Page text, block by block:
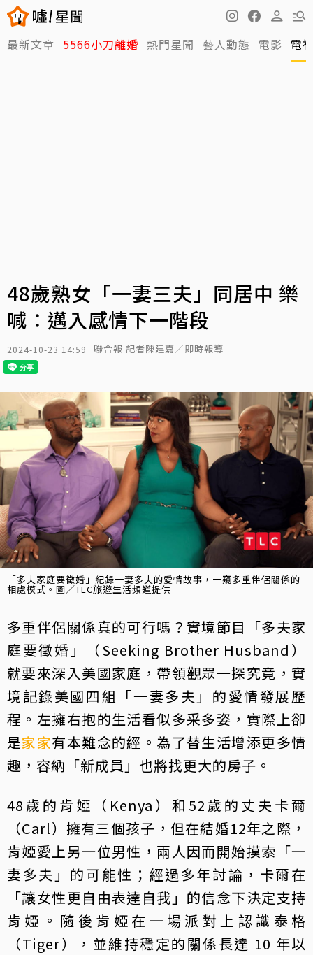
最新文章 5566小刀離婚 熱門星聞 藝人動態 電影 電
48歲熟女「一妻三夫」同居中 樂
喊：邁入感情下一階段
2024-10-23 14:59 聯合報 記者陳建嘉／即時報導
「多夫家庭要徵婚」紀錄一妻多夫的愛情故事，一窺多重伴侶關係的
相處模式。圖／TLC旅遊生活頻道提供
多重伴侶關係真的可行嗎？實境節目「多夫家
庭要徵婚」（Seeking Brother Husband）
就要來深入美國家庭，帶領觀眾一探究竟，實
境記錄美國四組「一妻多夫」的愛情發展歷
程。左擁右抱的生活看似多采多姿，實際上卻
是家家有本難念的經。為了替生活增添更多情
趣，容納「新成員」也將找更大的房子。
48歲的肯婭（Kenya）和52歲的丈夫卡爾
（Carl）擁有三個孩子，但在結婚12年之際，
肯婭愛上另一位男性，兩人因而開始摸索「一
妻多夫」的可能性；經過多年討論，卡爾在
「讓女性更自由表達自我」的信念下決定支持
肯婭。隨後肯婭在一場派對上認識泰格
（Tiger），並維持穩定的關係長達 10 年以